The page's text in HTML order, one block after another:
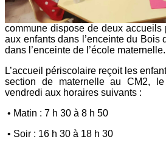
commune dispose de deux accueils
aux enfants dans l’enceinte du Bois
dans l’enceinte de l’école maternelle.
L’accueil périscolaire reçoit les
section de maternelle au CM2,
vendredi aux horaires suivants :
• Matin : 7 h 30 à 8 h 50
• Soir : 16 h 30 à 18 h 30